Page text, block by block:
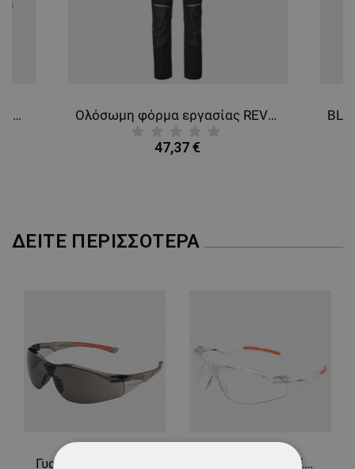
Κράνος ασφαλείας BBU SP300P BLUE Ολόσωμη φόρμα εργασίας REVOLT 4STRETCH BLACK/DARK GREY/GREY
47,37 €
ΔΕΊΤΕ ΠΕΡΙΣΣΌΤΕΡΑ
Γυαλιά προστασίας UNIVET 513 AS UV380